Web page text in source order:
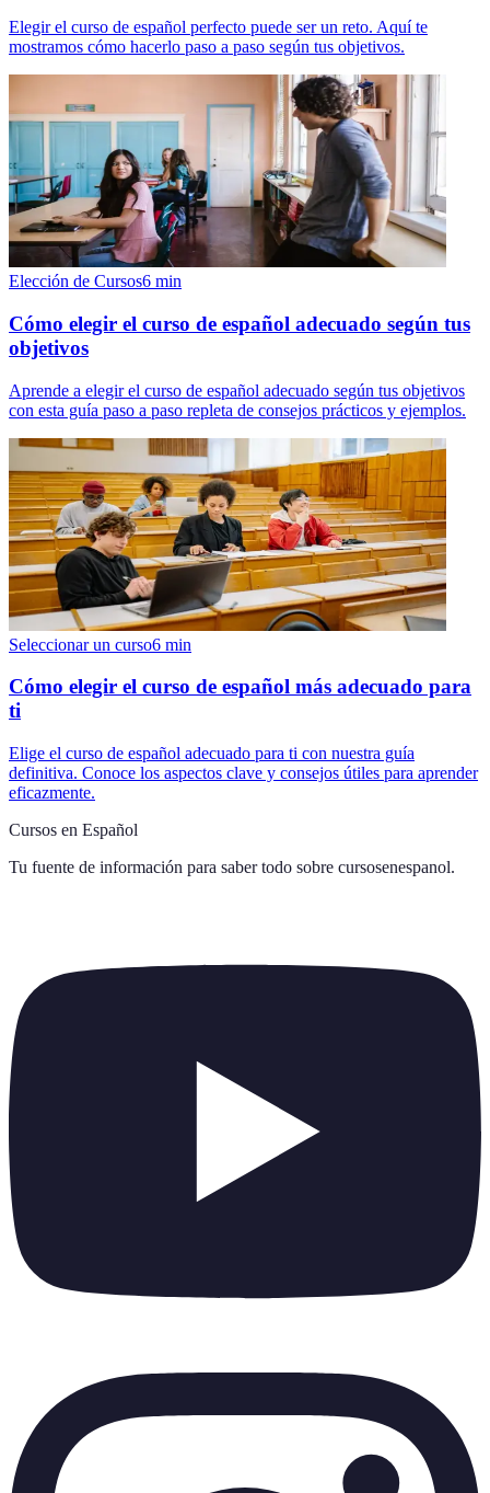
Elegir el curso de español perfecto puede ser un reto. Aquí te
mostramos cómo hacerlo paso a paso según tus objetivos.
Elección de Cursos6 min
Cómo elegir el curso de español adecuado según tus
objetivos
Aprende a elegir el curso de español adecuado según tus objetivos
con esta guía paso a paso repleta de consejos prácticos y ejemplos.
Seleccionar un curso6 min
Cómo elegir el curso de español más adecuado para
ti
Elige el curso de español adecuado para ti con nuestra guía
definitiva. Conoce los aspectos clave y consejos útiles para aprender
eficazmente.
Cursos en Español
Tu fuente de información para saber todo sobre cursosenespanol.